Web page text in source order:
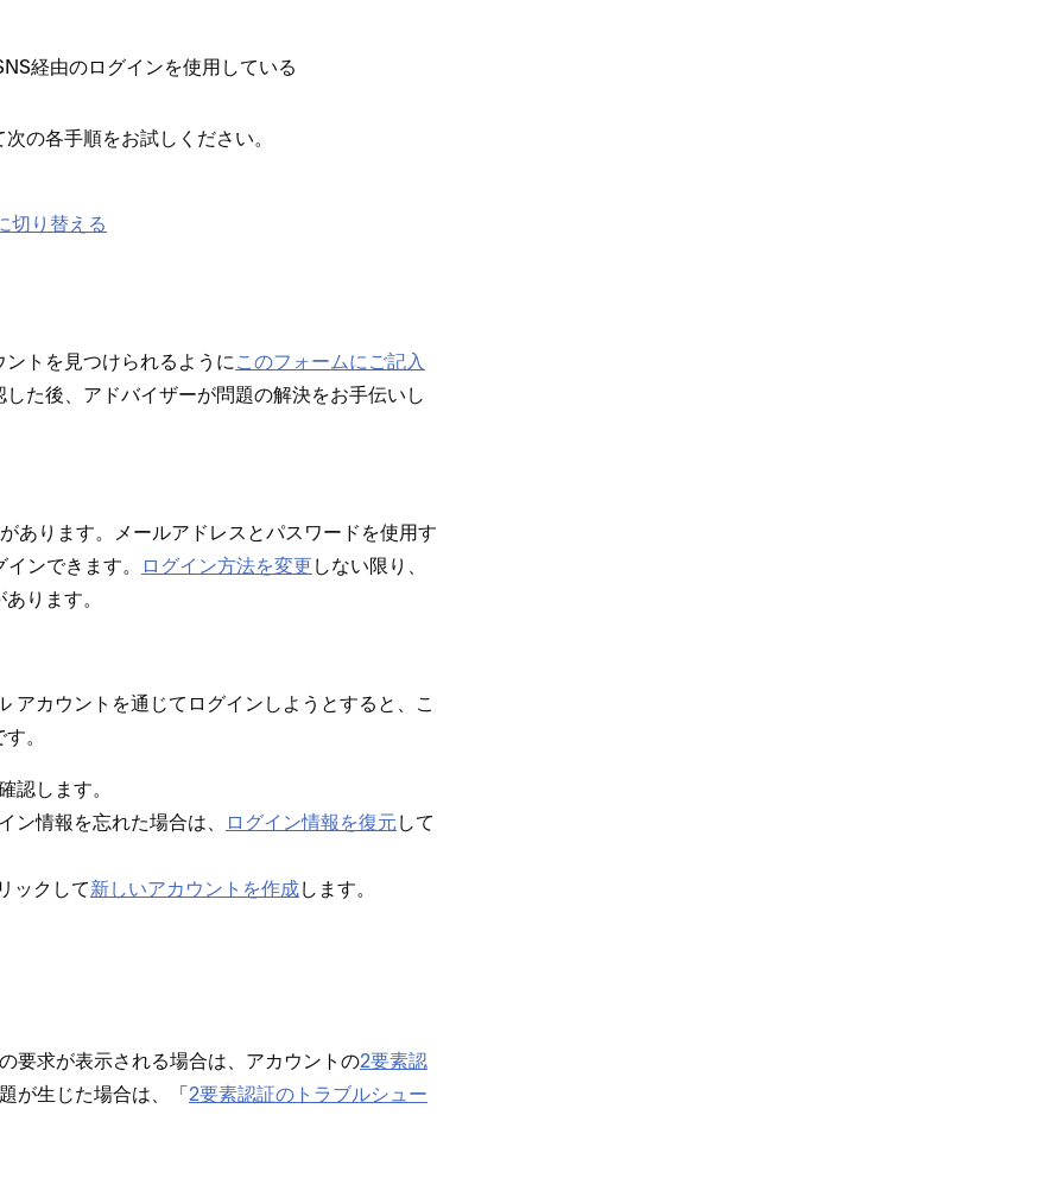
経由のログインを使用している
の各手順をお試しください⁠。
切り替える
トを見つけられるように このフ⁠ォ⁠ームにご記入
た後⁠、アドバイザ⁠ーが問題の解決をお手伝いし
あります⁠。メ⁠ールアドレスとパスワ⁠ードを使用す
ンできます⁠。
ログイン方法を変更 しない限り⁠、
ります⁠。
カウントを通じてログインしようとすると⁠、こ
。
認します⁠。
情報を忘れた場合は⁠、
ログイン情報を復元 して
ックして新しいアカウントを作成します⁠。
要求が表示される場合は⁠、アカウントの2要素認
が生じた場合は⁠、「⁠2要素認証のトラブルシ⁠ュ⁠ー